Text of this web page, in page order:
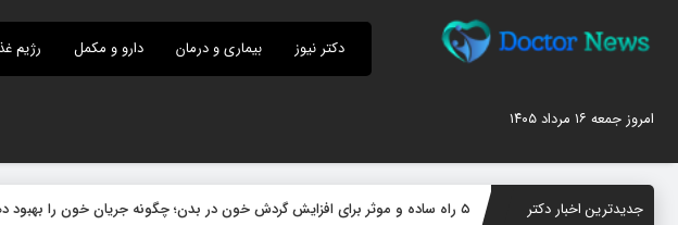
دکتر نیوز بیماری و درمان دارو و مکمل رژیم
امروز جمعه ۱۶ مرداد ۱۴۰۵
جدیدترین اخبار دکتر
۵ راه ساده و موثر برای افزایش گردش خون در بدن؛ چگونه جریان خون را بهبود دهیم؟